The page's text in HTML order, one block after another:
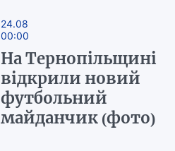
24.08
00:00
На Тернопільщині
відкрили новий
футбольний
майданчик (фото)